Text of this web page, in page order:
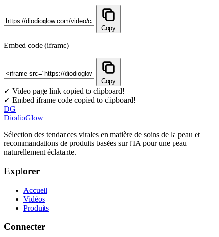
Copy
Embed code (iframe)
Copy
✓ Video page link copied to clipboard!
✓ Embed iframe code copied to clipboard!
DG
DiodioGlow
Sélection des tendances virales en matière de soins de la peau et
recommandations de produits basées sur l'IA pour une peau
naturellement éclatante.
Explorer
Accueil
Vidéos
Produits
Connecter